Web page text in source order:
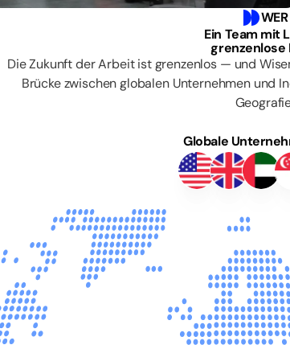
Ein Team mit
grenzenlose
Die Zukunft der Arbeit ist grenzenlos — und
Brücke zwischen globalen Unternehmen und
Globale